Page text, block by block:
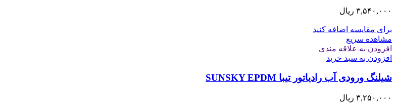
۳,۵۴۰,۰۰۰ ریال
برای مقایسه اضافه کنید
مشاهده سریع
افزودن به علاقه مندی
افزودن به سبد خرید
شیلنگ ورودی آب رادیاتور تیبا SUNSKY EPDM
۳,۲۵۰,۰۰۰ ریال